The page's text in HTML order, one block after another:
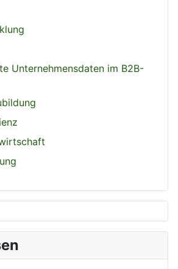
Unternehmensdaten im B2B-